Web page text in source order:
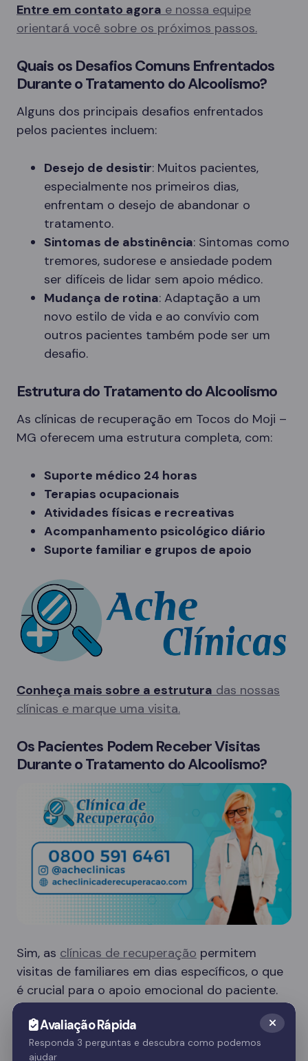
Entre em contato agora e nossa equipe
orientará você sobre os próximos passos.
Quais os Desafios Comuns Enfrentados
Durante o Tratamento do Alcoolismo?
Alguns dos principais desafios enfrentados
pelos pacientes incluem:
Desejo de desistir: Muitos pacientes,
especialmente nos primeiros dias,
enfrentam o desejo de abandonar o
tratamento.
Sintomas de abstinência: Sintomas como
tremores, sudorese e ansiedade podem
ser difíceis de lidar sem apoio médico.
Mudança de rotina: Adaptação a um
novo estilo de vida e ao convívio com
outros pacientes também pode ser um
desafio.
Estrutura do Tratamento do Alcoolismo
As clínicas de recuperação em Tocos do Moji –
MG oferecem uma estrutura completa, com:
Suporte médico 24 horas
Terapias ocupacionais
Atividades físicas e recreativas
Acompanhamento psicológico diário
Suporte familiar e grupos de apoio
Conheça mais sobre a estrutura das nossas
clínicas e marque uma visita.
Os Pacientes Podem Receber Visitas
Durante o Tratamento do Alcoolismo?
Sim, as clínicas de recuperação permitem
visitas de familiares em dias específicos, o que
é crucial para o apoio emocional do paciente.
Essas visitas ajudam no processo de
recuperação e fortalecem o vínculo familiar.
Avaliação Rápida
Responda 3 perguntas e descubra como podemos
ajudar